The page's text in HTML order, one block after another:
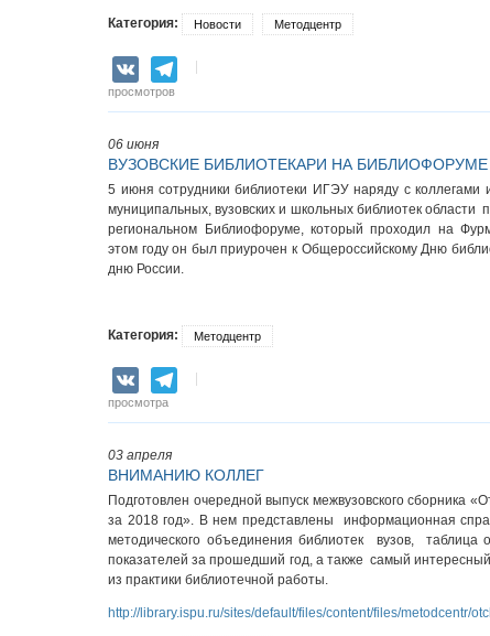
Категория: Новости Методцентр
VK
просмотров
06 июня
ВУЗОВСКИЕ БИБЛИОТЕКАРИ НА БИБЛИОФОРУМЕ
5 июня сотрудники библиотеки ИГЭУ наряду с коллегами
муниципальных, вузовских и школьных библиотек области
региональном Библиофоруме, который проходил на
этом году он был приурочен к Общероссийскому Дню
дню России.
Категория: Методцентр
VK
просмотра
03 апреля
ВНИМАНИЮ КОЛЛЕГ
Подготовлен очередной выпуск межвузовского сборника
за 2018 год». В нем представлены информационная
методического объединения библиотек вузов, таблица
показателей за прошедший год, а также самый
из практики библиотечной работы.
http://library.ispu.ru/sites/default/files/content/files/metodcentr/